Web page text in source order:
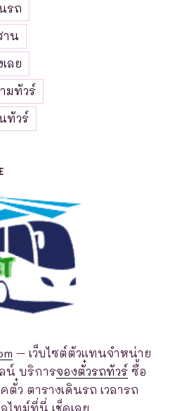
รถ
าน
ลย
มทัวร์
ทัวร์
– เว็บไซต์ตัวแทนจำหน่าย
น์ บริการจองตั๋วรถทัวร์ ซื้อ
ตั๋ว ตารางเดินรถ เวลารถ
ไทม์ที่นี่ เช็คเลย